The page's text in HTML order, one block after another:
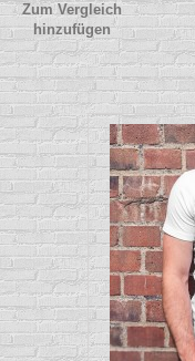
Zum Vergleich
hinzufügen